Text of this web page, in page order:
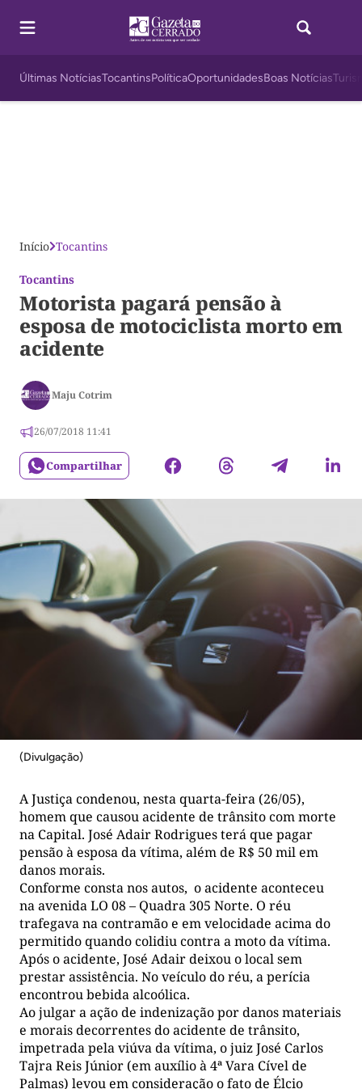
Últimas NotíciasTocantinsPolíticaOportunidadesBoas Notícias
Início Tocantins
Tocantins
Motorista pagará pensão à
esposa de motociclista morto em
acidente
Maju Cotrim
26/07/2018 11:41
Compartilhar
(Divulgação)
A Justiça condenou, nesta quarta-feira (26/05),
homem que causou acidente de trânsito com morte
na Capital. José Adair Rodrigues terá que pagar
pensão à esposa da vítima, além de R$ 50 mil em
danos morais.
Conforme consta nos autos, o acidente aconteceu
na avenida LO 08 – Quadra 305 Norte. O réu
trafegava na contramão e em velocidade acima do
permitido quando colidiu contra a moto da vítima.
Após o acidente, José Adair deixou o local sem
prestar assistência. No veículo do réu, a perícia
encontrou bebida alcoólica.
Ao julgar a ação de indenização por danos materiais
e morais decorrentes do acidente de trânsito,
impetrada pela viúva da vítima, o juiz José Carlos
Tajra Reis Júnior (em auxílio à 4ª Vara Cível de
Palmas) levou em consideração o fato de Élcio